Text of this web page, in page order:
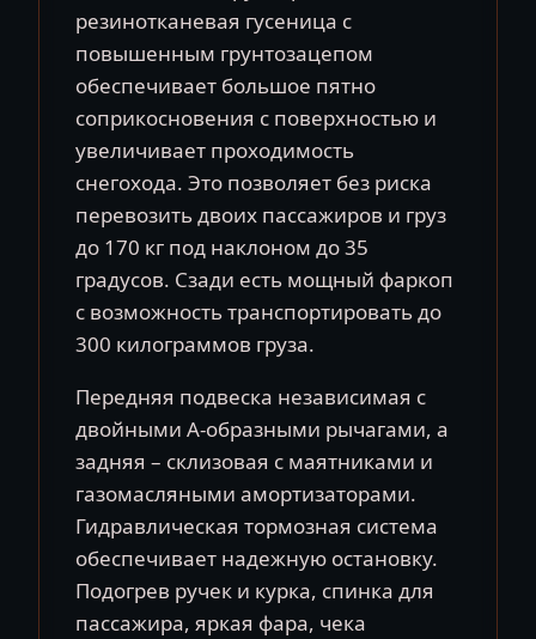
резинотканевая гусеница с
повышенным грунтозацепом
обеспечивает большое пятно
соприкосновения с поверхностью и
увеличивает проходимость
снегохода. Это позволяет без риска
перевозить двоих пассажиров и груз
до 170 кг под наклоном до 35
градусов. Сзади есть мощный фаркоп
с возможность транспортировать до
300 килограммов груза.
Передняя подвеска независимая с
двойными А-образными рычагами, а
задняя – склизовая с маятниками и
газомасляными амортизаторами.
Гидравлическая тормозная система
обеспечивает надежную остановку.
Подогрев ручек и курка, спинка для
пассажира, яркая фара, чека